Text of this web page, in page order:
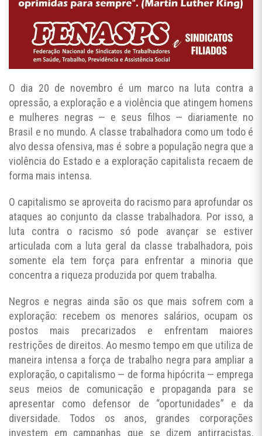
O dia 20 de novembro é um marco na luta contra a
opressão, a exploração e a violência que atingem homens
e mulheres negras — e seus filhos — diariamente no
Brasil e no mundo. A classe trabalhadora como um todo é
alvo dessa ofensiva, mas é sobre a população negra que a
violência do Estado e a exploração capitalista recaem de
forma mais intensa.
O capitalismo se aproveita do racismo para aprofundar os
ataques ao conjunto da classe trabalhadora. Por isso, a
luta contra o racismo só pode avançar se estiver
articulada com a luta geral da classe trabalhadora, pois
somente ela tem força para enfrentar a minoria que
concentra a riqueza produzida por quem trabalha.
Negros e negras ainda são os que mais sofrem com a
exploração: recebem os menores salários, ocupam os
postos mais precarizados e enfrentam maiores
restrições de direitos. Ao mesmo tempo em que utiliza de
maneira intensa a força de trabalho negra para ampliar a
exploração, o capitalismo — de forma hipócrita — emprega
seus meios de comunicação e propaganda para se
apresentar como defensor de “oportunidades” e da
diversidade. Todos os anos, grandes corporações
investem em campanhas que se dizem antirracistas,